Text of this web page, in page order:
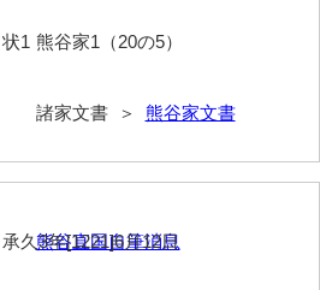
料
防府市）
山口市吉敷）
熊谷家1（20の5）
諸家文書 ＞ 熊谷家文書
状1
熊谷直国自筆消息
承久3年[1221]6月12日